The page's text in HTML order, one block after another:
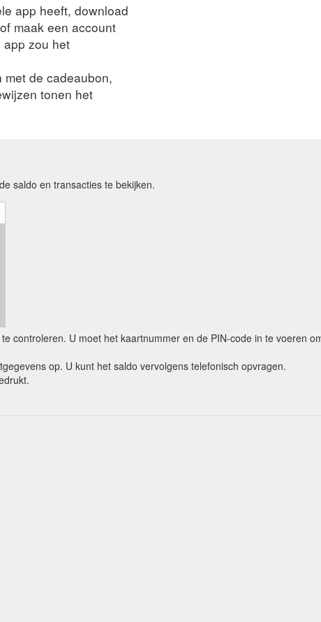
app heeft, download
maak een account
zou het
de cadeaubon,
tonen het
saldo en transacties te bekijken.
controleren. U moet het kaartnummer en de PIN-code in te voeren
op. U kunt het saldo vervolgens telefonisch opvragen.